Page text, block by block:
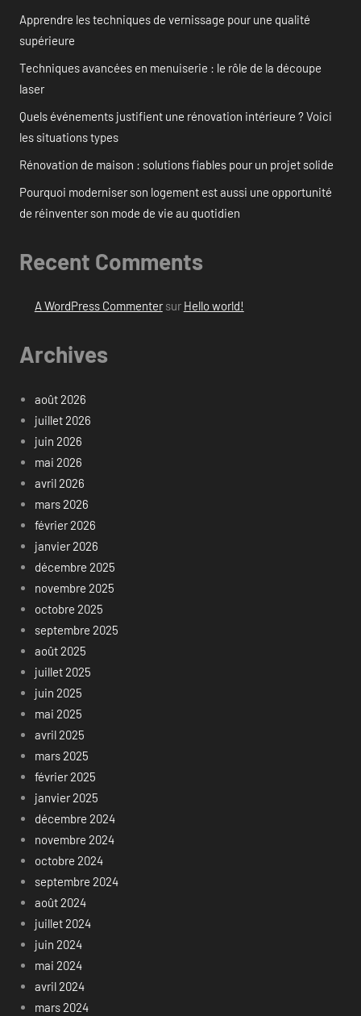
Apprendre les techniques de vernissage pour une qualité
supérieure
Techniques avancées en menuiserie : le rôle de la découpe
laser
Quels événements justifient une rénovation intérieure ? Voici
les situations types
Rénovation de maison : solutions fiables pour un projet solide
Pourquoi moderniser son logement est aussi une opportunité
de réinventer son mode de vie au quotidien
Recent Comments
A WordPress Commentersur Hello world!
Archives
août 2026
juillet 2026
juin 2026
mai 2026
avril 2026
mars 2026
février 2026
janvier 2026
décembre 2025
novembre 2025
octobre 2025
septembre 2025
août 2025
juillet 2025
juin 2025
mai 2025
avril 2025
mars 2025
février 2025
janvier 2025
décembre 2024
novembre 2024
octobre 2024
septembre 2024
août 2024
juillet 2024
juin 2024
mai 2024
avril 2024
mars 2024